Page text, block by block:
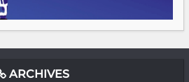
ARCHIVES